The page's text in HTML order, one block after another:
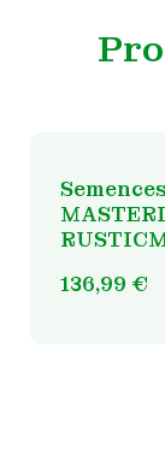
136,99 €